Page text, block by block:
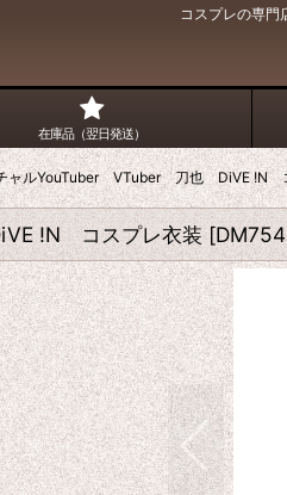
コスプレの専門
在庫品（翌日発送）
ャルYouTuber VTuber 刀也 DiVE !N
!N コスプレ衣装 [